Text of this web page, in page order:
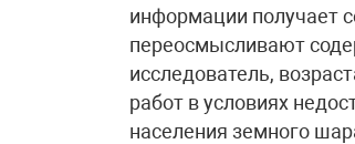
информации получает
переосмысливают
исследователь,
работ в условиях
населения земного